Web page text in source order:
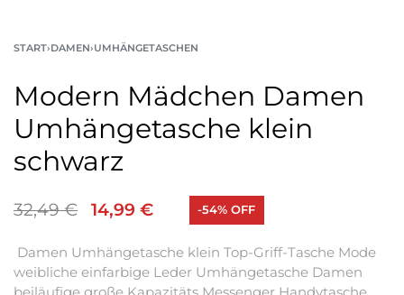
START›DAMEN›UMHÄNGETASCHEN
Modern Mädchen Damen
Umhängetasche klein
schwarz
32,49€ 14,99 € -54% OFF
Damen Umhängetasche klein Top-Griff-Tasche Mode
weibliche einfarbige Leder Umhängetasche Damen